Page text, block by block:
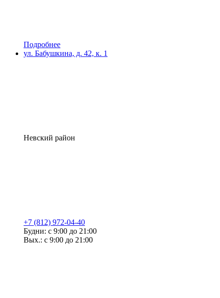
Подробнее
ул. Бабушкина, д. 42, к. 1
Невский район
+7 (812) 972-04-40
Будни: с 9:00 до 21:00
Вых.: с 9:00 до 21:00